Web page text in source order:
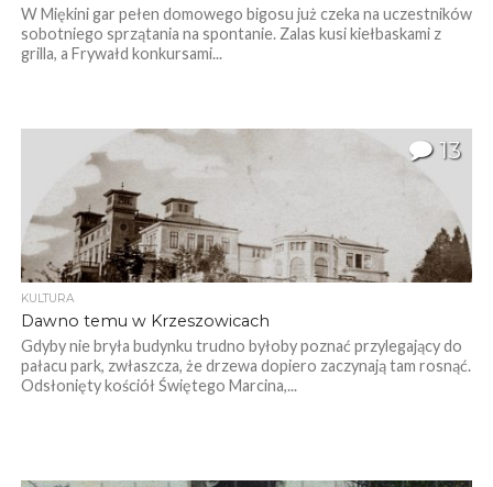
W Miękini gar pełen domowego bigosu już czeka na uczestników
sobotniego sprzątania na spontanie. Zalas kusi kiełbaskami z
grilla, a Frywałd konkursami...
13
KULTURA
Dawno temu w Krzeszowicach
Gdyby nie bryła budynku trudno byłoby poznać przylegający do
pałacu park, zwłaszcza, że drzewa dopiero zaczynają tam rosnąć.
Odsłonięty kościół Świętego Marcina,...